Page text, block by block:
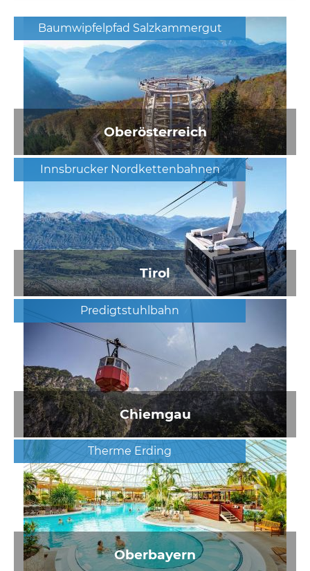
Baumwipfelpfad Salzkammergut
Oberösterreich
Innsbrucker Nordkettenbahnen
Tirol
Predigtstuhlbahn
Chiemgau
Therme Erding
Oberbayern